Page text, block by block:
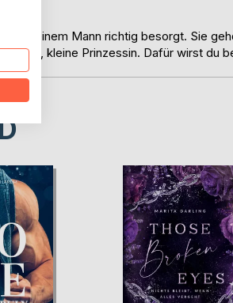
es einem Mann richtig besorgt. Sie
kleine Prinzessin. Dafür wirst du